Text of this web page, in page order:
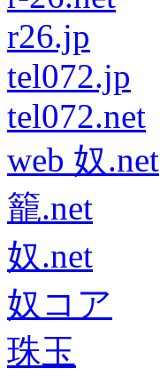
r26.jp
tel072.jp
tel072.net
web 奴.net
籠.net
奴.net
奴コア
珠玉